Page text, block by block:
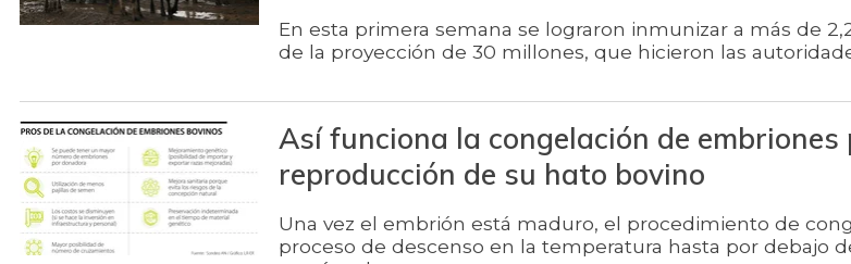
En esta primera semana se lograron inmunizar a más de
de la proyección de 30 millones, que hicieron las
Así funciona la congelación de embriones
reproducción de su hato bovino
Una vez el embrión está maduro, el procedimiento de
proceso de descenso en la temperatura hasta por debajo